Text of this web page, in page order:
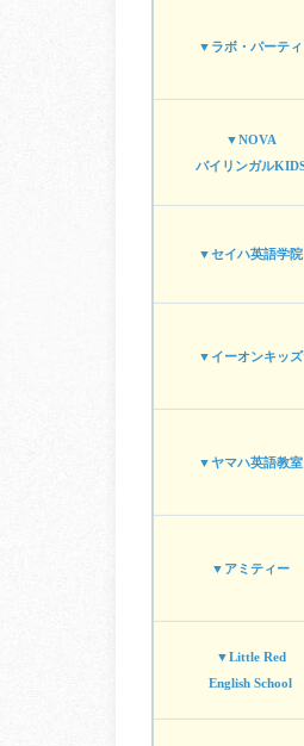
▼ラボ・パーティ
▼NOVA
バイリンガル
▼セイハ英語学院
▼イーオンキッズ
▼ヤマハ英語教室
▼アミティー
▼Little Red
English School